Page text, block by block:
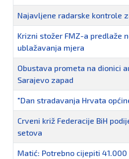
Najavljene radarske kontrole
Krizni stožer FMZ-a predlaže
ublažavanja mjera
Obustava prometa na dionici
Sarajevo zapad
"Dan stradavanja Hrvata
Crveni križ Federacije BiH
setova
Matić: Potrebno cijepiti